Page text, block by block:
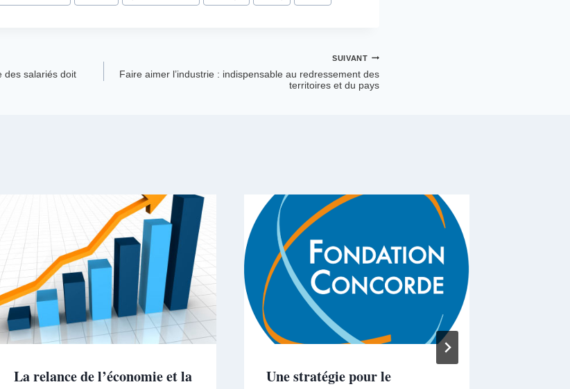
des salariés doit
SUIVANT
Faire aimer l’industrie : indispensable au redressement des
territoires et du pays
La relance de l’économie et la
Une stratégie pour le